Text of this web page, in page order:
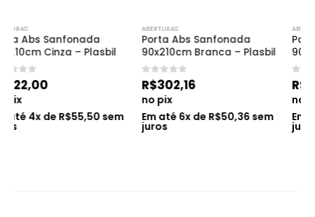
ABERTURAS
Porta Abs Sanfonada
90x210cm Branca – Plasbil
0de 5
R$302,16
no pix
Em até6 x deR$50,36sem
juros
ABERTURAS
Porta Abs Sanfonada
90x210cm Cinza – Plasbil
0de 5
R$227,40
no pix
Em até4 x deR$56,85sem
juros